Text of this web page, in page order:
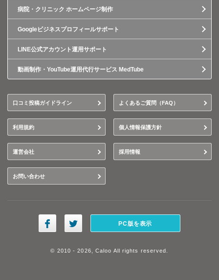
病院・クリニック ホームページ制作
Googleビジネスプロフィールサポート
LINE公式アカウント運用サポート
動画制作・YouTube運用代行サービス MedTube
口コミ投稿ガイドライン よくあるご質問（FAQ）
利用規約 個人情報保護方針
運営会社 採用情報
お問い合わせ
PC版を表示
© 2010 - 2026, Caloo All rights reserved.